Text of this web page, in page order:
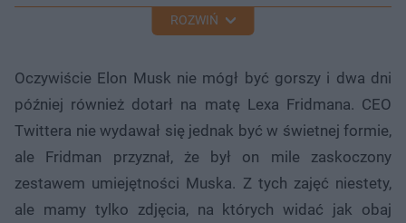
ROZWIŃ
Oczywiście Elon Musk nie mógł być gorszy i dwa dni
później również dotarł na matę Lexa Fridmana. CEO
Twittera nie wydawał się jednak być w świetnej formie,
ale Fridman przyznał, że był on mile zaskoczony
zestawem umiejętności Muska. Z tych zajęć niestety,
ale mamy tylko zdjęcia, na których widać jak obaj